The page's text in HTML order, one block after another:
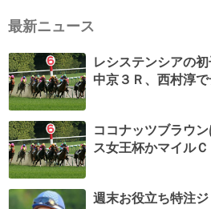
最新ニュース
レシステンシアの
中京３Ｒ、西村淳
ココナッツブラウ
ス女王杯かマイル
週末お役立ち特注